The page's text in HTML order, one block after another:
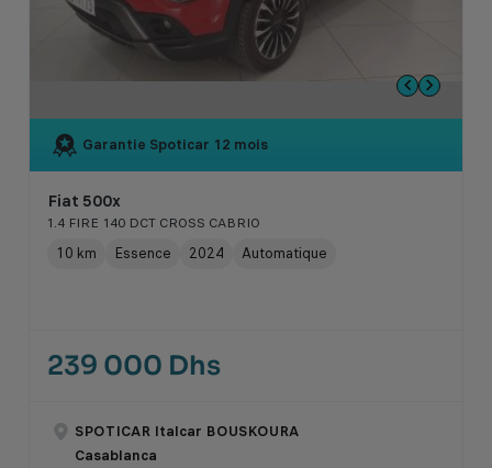
Garantie Spoticar 12 mois
Fiat 500x
1.4 FIRE 140 DCT CROSS CABRIO
10 km Essence 2024 Automatique
239 000 Dhs
SPOTICAR Italcar BOUSKOURA
Casablanca